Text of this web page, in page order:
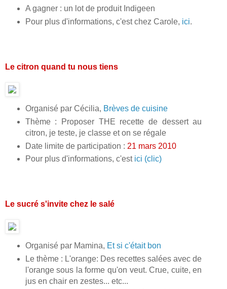
A gagner : un lot de produit Indigeen
Pour plus d'informations, c'est chez Carole, ici.
Le citron quand tu nous tiens
Organisé par Cécilia, Brèves de cuisine
Thème : Proposer THE recette de dessert au
citron, je teste, je classe et on se régale
Date limite de participation : 21 mars 2010
Pour plus d'informations, c'est ici (clic)
Le sucré s'invite chez le salé
Organisé par Mamina, Et si c'était bon
Le thème : L'orange: Des recettes salées avec de
l'orange sous la forme qu'on veut. Crue, cuite, en
jus en chair en zestes... etc...